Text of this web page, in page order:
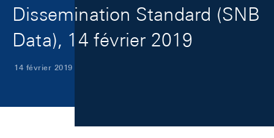
Dissemination Standard (SNB
Data), 14 février 2019
14 février 2019